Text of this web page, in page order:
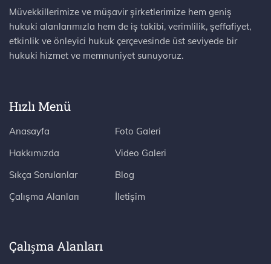
Müvekkillerimize ve müşavir şirketlerimize hem geniş
hukuki alanlarımızla hem de iş takibi, verimlilik, şeffafiyet,
etkinlik ve önleyici hukuk çerçevesinde üst seviyede bir
hukuki hizmet ve memnuniyet sunuyoruz.
Hızlı Menü
Anasayfa
Hakkımızda
Sıkça Sorulanlar
Çalışma Alanları
Foto Galeri
Video Galeri
Blog
İletişim
Çalışma Alanları